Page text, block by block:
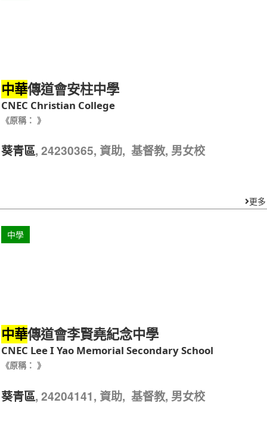
中華傳道會安柱中學
CNEC Christian College
《原稱： 》
葵青區, 24230365, 資助, 基督教, 男女校
更多
中學
中華傳道會李賢堯紀念中學
CNEC Lee I Yao Memorial Secondary School
《原稱： 》
葵青區, 24204141, 資助, 基督教, 男女校